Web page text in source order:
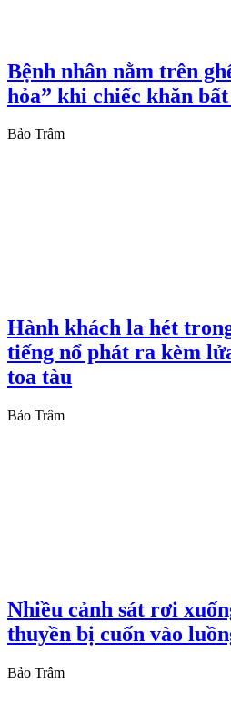
Bệnh nhân nằm trên
hỏa” khi chiếc khăn
Bảo Trâm
Hành khách la hét
tiếng nổ phát ra kèm
toa tàu
Bảo Trâm
Nhiều cảnh sát rơi
thuyền bị cuốn vào
Bảo Trâm